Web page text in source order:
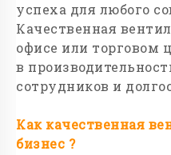
успеха для любого
Качественная
офисе или торговом
в
сотрудников и
Как качественная
бизнес ?